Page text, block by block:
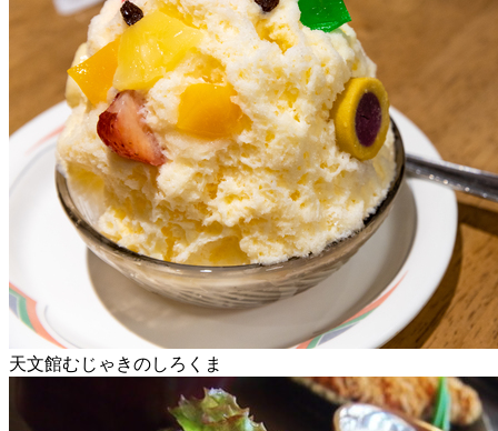
天文館むじゃきのしろくま